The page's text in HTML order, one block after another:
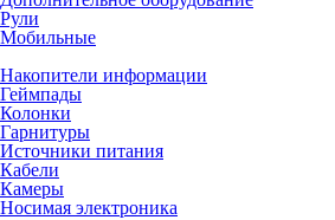
Рули
Мобильные
Накопители информации
Геймпады
Колонки
Гарнитуры
Источники питания
Кабели
Камеры
Носимая электроника